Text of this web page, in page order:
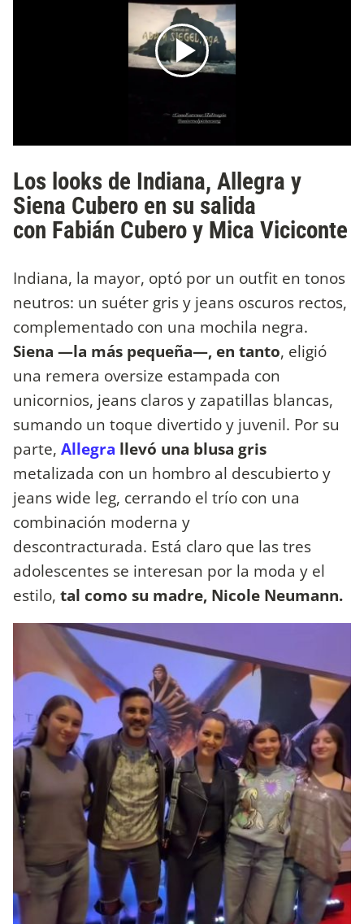
Los looks de Indiana, Allegra y
Siena Cubero en su salida
con Fabián Cubero y Mica Viciconte
Indiana, la mayor, optó por un outfit en tonos
neutros: un suéter gris y jeans oscuros rectos,
complementado con una mochila negra.
Siena —la más pequeña—, en tanto, eligió
una remera oversize estampada con
unicornios, jeans claros y zapatillas blancas,
sumando un toque divertido y juvenil. Por su
parte, Allegra llevó una blusa gris
metalizada con un hombro al descubierto y
jeans wide leg, cerrando el trío con una
combinación moderna y
descontracturada. Está claro que las tres
adolescentes se interesan por la moda y el
estilo, tal como su madre, Nicole Neumann.